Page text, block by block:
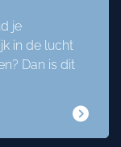
je
in de lucht
Dan is dit